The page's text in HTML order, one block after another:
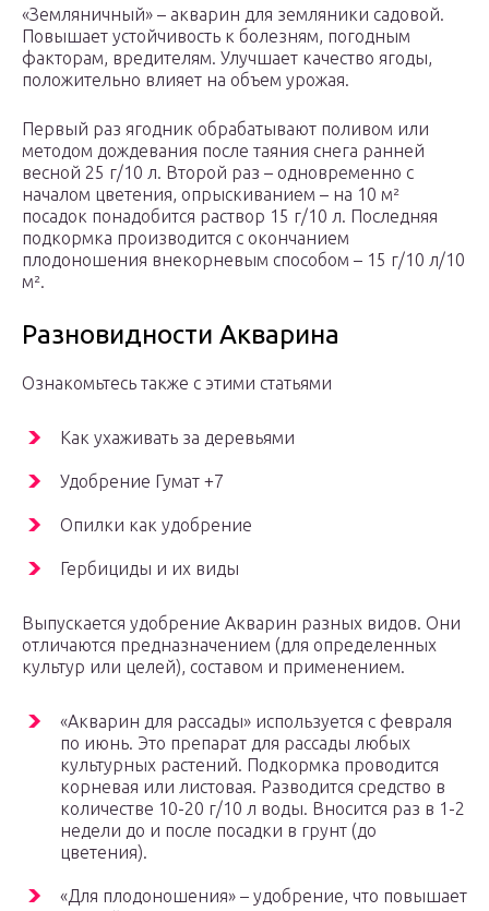
«Земляничный» – акварин для земляники садовой.
Повышает устойчивость к болезням, погодным
факторам, вредителям. Улучшает качество ягоды,
положительно влияет на объем урожая.
Первый раз ягодник обрабатывают поливом или
методом дождевания после таяния снега ранней
весной 25 г/10 л. Второй раз – одновременно с
началом цветения, опрыскиванием – на 10 м²
посадок понадобится раствор 15 г/10 л. Последняя
подкормка производится с окончанием
плодоношения внекорневым способом – 15 г/10 л/10
м².
Разновидности Акварина
Ознакомьтесь также с этими статьями
Как ухаживать за деревьями
Удобрение Гумат +7
Опилки как удобрение
Гербициды и их виды
Выпускается удобрение Акварин разных видов. Они
отличаются предназначением (для определенных
культур или целей), составом и применением.
«Акварин для рассады» используется с февраля
по июнь. Это препарат для рассады любых
культурных растений. Подкормка проводится
корневая или листовая. Разводится средство в
количестве 10-20 г/10 л воды. Вносится раз в 1-2
недели до и после посадки в грунт (до
цветения).
«Для плодоношения» – удобрение, что повышает